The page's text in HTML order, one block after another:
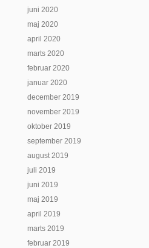
juni 2020
maj 2020
april 2020
marts 2020
februar 2020
januar 2020
december 2019
november 2019
oktober 2019
september 2019
august 2019
juli 2019
juni 2019
maj 2019
april 2019
marts 2019
februar 2019